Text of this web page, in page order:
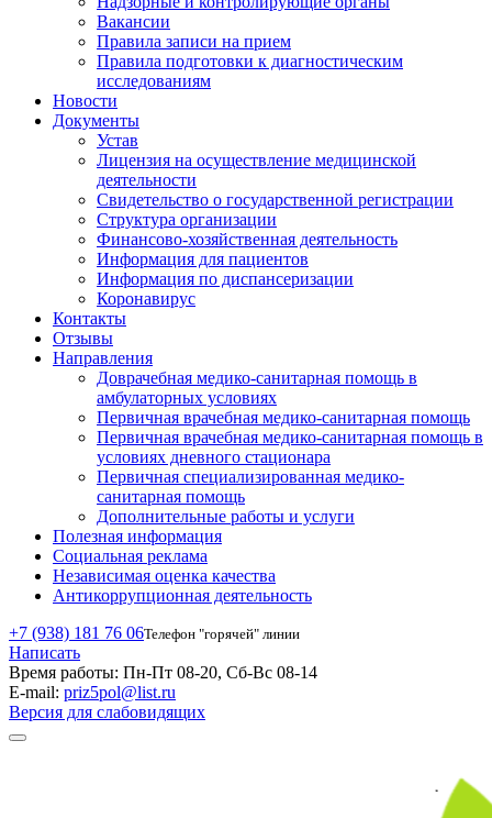
Вакансии
Правила записи на прием
Правила подготовки к диагностическим
исследованиям
Новости
Документы
Устав
Лицензия на осуществление медицинской
деятельности
Свидетельство о государственной регистрации
Структура организации
Финансово-хозяйственная деятельность
Информация для пациентов
Информация по диспансеризации
Коронавирус
Контакты
Отзывы
Направления
Доврачебная медико-санитарная помощь в
амбулаторных условиях
Первичная врачебная медико-санитарная помощь
Первичная врачебная медико-санитарная помощь в
условиях дневного стационара
Первичная специализированная медико-
санитарная помощь
Дополнительные работы и услуги
Полезная информация
Социальная реклама
Независимая оценка качества
Антикоррупционная деятельность
+7 (938) 181 76 06Телефон "горячей" линии
Написать
Время работы: Пн-Пт 08-20, Сб-Вс 08-14
E-mail: priz5pol@list.ru
Версия для слабовидящих